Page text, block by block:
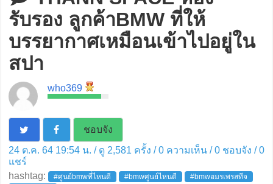
รับรอง ลูกค้าBMW ที่ให้
บรรยากาศเหมือนเข้าไปอยู่ใน
สปา
who369
ชอบจัง
24 ต.ค. 64 19:54 น. / ดู 2,581 ครั้ง / 0 ความเห็น /0ชอบจัง /0
แชร์
hashtag:
#ศูนย์bmwที่ไหนดี #bmwศูนย์ไหนดี
#bmwอมรเพรสทีจ